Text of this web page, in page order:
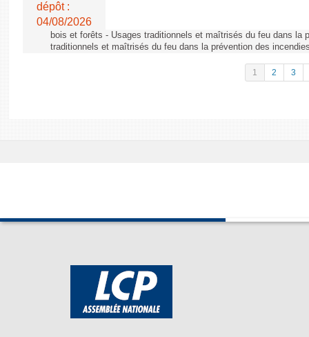
dépôt :
04/08/2026
bois et forêts - Usages traditionnels et maîtrisés du feu dans la
traditionnels et maîtrisés du feu dans la prévention des
1 2 3